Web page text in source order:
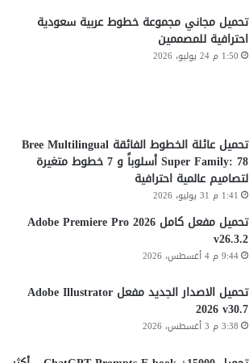
تحميل مجاني مجموعة خطوط عربية سعودية
احترافية للمصممين
1:50 م 24 يوليو، 2026
تحميل عائلة الخطوط الفائقة Bree Multilingual
Super Family: 78 أسلوباً و 7 خطوط متغيرة
لتصاميم عالمية احترافية
1:41 م 31 يوليو، 2026
تحميل مفعل كامل Adobe Premiere Pro 2026
v26.3.2
9:44 م 4 أغسطس، 2026
تحميل الاصدار الجديد مفعل Adobe Illustrator
2026 v30.7
3:38 م 3 أغسطس، 2026